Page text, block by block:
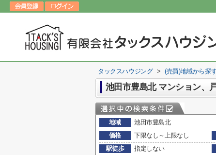
タックスハウジング > (売買)地域から探
池田市豊島北 マンション、
地域
池田市豊島北
価格
下限なし～上限なし
駅徒歩
指定しない